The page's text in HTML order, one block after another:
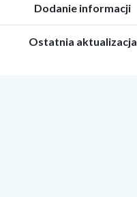
Dodanie informacji
Ostatnia aktualizacja